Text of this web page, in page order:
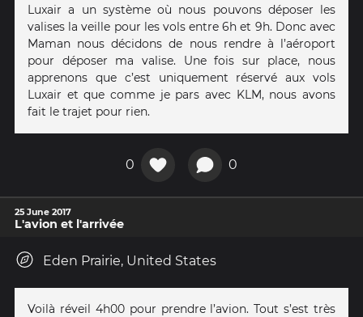
Luxair a un système où nous pouvons déposer les
valises la veille pour les vols entre 6h et 9h. Donc avec
Maman nous décidons de nous rendre à l’aéroport
pour déposer ma valise. Une fois sur place, nous
apprenons que c’est uniquement réservé aux vols
Luxair et que comme je pars avec KLM, nous avons
fait le trajet pour rien.
0 0
25 June 2017
L'avion et l'arrivée
Eden Prairie, United States
Voilà réveil 4h00 pour prendre l’avion. Tout s’est très